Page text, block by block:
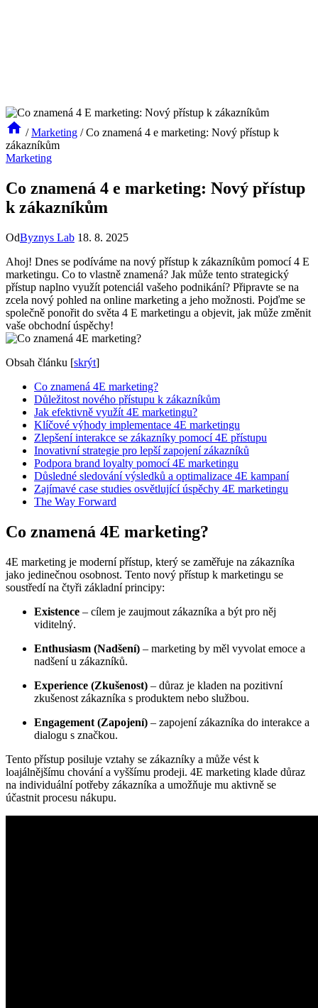
/ Marketing / Co znamená 4 e marketing: Nový přístup k
zákazníkům
Marketing
Co znamená 4 e marketing: Nový přístup
k zákazníkům
OdByznys Lab 18. 8. 2025
Ahoj! Dnes se podíváme na nový přístup k zákazníkům pomocí 4 E
marketingu. Co to vlastně znamená? Jak může tento strategický
přístup naplno využít potenciál vašeho podnikání? Připravte se na
zcela nový pohled na online marketing a jeho možnosti. Pojďme se
společně ponořit do světa 4 E marketingu a objevit, jak může změnit
vaše obchodní úspěchy!
Obsah článku [skrýt]
Co znamená 4E marketing?
Důležitost nového přístupu k zákazníkům
Jak efektivně využít 4E marketingu?
Klíčové výhody implementace 4E marketingu
Zlepšení interakce se zákazníky pomocí 4E přístupu
Inovativní strategie pro lepší zapojení zákazníků
Podpora brand loyalty pomocí 4E marketingu
Důsledné sledování výsledků a optimalizace 4E kampaní
Zajímavé case studies osvětlující úspěchy 4E marketingu
The Way Forward
Co znamená 4E marketing?
4E marketing je moderní přístup, který se zaměřuje na zákazníka
jako jedinečnou osobnost. Tento nový přístup k marketingu se
soustředí na čtyři základní principy:
Existence – cílem je zaujmout zákazníka a být pro něj
viditelný.
Enthusiasm (Nadšení) – marketing by měl vyvolat emoce a
nadšení u zákazníků.
Experience (Zkušenost) – důraz je kladen na pozitivní
zkušenost zákazníka s produktem nebo službou.
Engagement (Zapojení) – zapojení zákazníka do interakce a
dialogu s značkou.
Tento přístup posiluje vztahy se zákazníky a může vést k
loajálnějšímu chování a vyššímu prodeji. 4E marketing klade důraz
na individuální potřeby zákazníka a umožňuje mu aktivně se
účastnit procesu nákupu.